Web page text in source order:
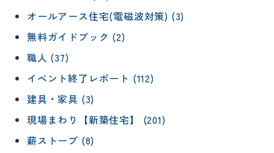
オールアース住宅(電磁波対策) (3)
無料ガイドブック (2)
職人 (37)
イベント終了レポート (112)
建具・家具 (3)
現場まわり【新築住宅】 (201)
薪ストーブ (8)